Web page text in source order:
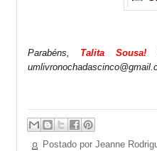
Parabéns, Talita Sousa!
Postado por Jeanne